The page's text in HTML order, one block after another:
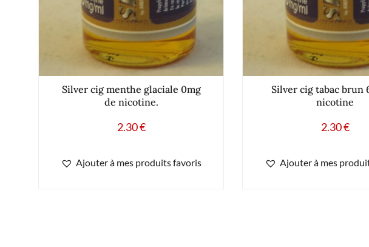
Silver cig menthe glaciale 0mg
de nicotine.
2.30€
Ajouter à mes produits favoris
Silver cig tabac brun
nicotine
2.30€
Ajouter à mes